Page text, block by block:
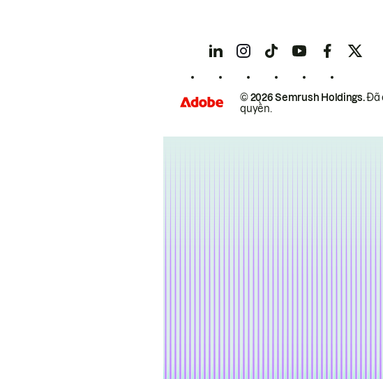
© 2026 Semrush Holdings.Đã
quyền.